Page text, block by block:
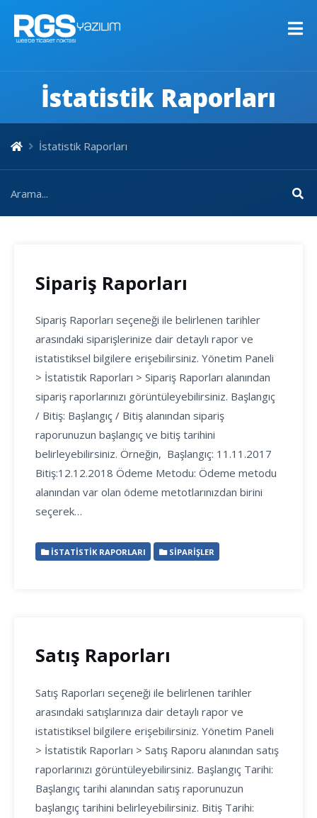
İstatistik Raporları
İstatistik Raporları
Sipariş Raporları
Sipariş Raporları seçeneği ile belirlenen tarihler
arasındaki siparişlerinize dair detaylı rapor ve
istatistiksel bilgilere erişebilirsiniz. Yönetim Paneli
> İstatistik Raporları > Sipariş Raporları alanından
sipariş raporlarınızı görüntüleyebilirsiniz. Başlangıç
/ Bitiş: Başlangıç / Bitiş alanından sipariş
raporunuzun başlangıç ve bitiş tarihini
belirleyebilirsiniz. Örneğin, Başlangıç: 11.11.2017
Bitiş:12.12.2018 Ödeme Metodu: Ödeme metodu
alanından var olan ödeme metotlarınızdan birini
seçerek…
İSTATISTIK RAPORLARI SIPARIŞLER
Satış Raporları
Satış Raporları seçeneği ile belirlenen tarihler
arasındaki satışlarınıza dair detaylı rapor ve
istatistiksel bilgilere erişebilirsiniz. Yönetim Paneli
> İstatistik Raporları > Satış Raporu alanından satış
raporlarınızı görüntüleyebilirsiniz. Başlangıç Tarihi:
Başlangıç tarihi alanından satış raporunuzun
başlangıç tarihini belirleyebilirsiniz. Bitiş Tarihi: